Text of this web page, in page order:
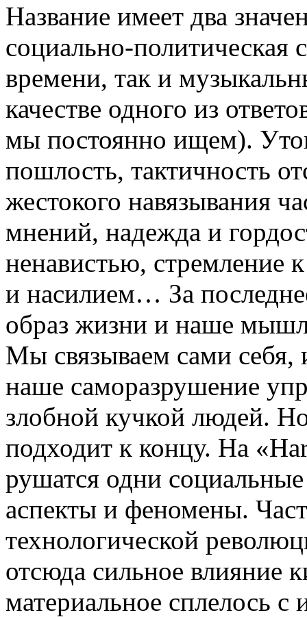
Название имеет два
социально-политическая
времени, так и
качестве одного из
мы постоянно ищем).
пошлость, тактичность
жестокого навязывания
мнений, надежда и
ненавистью, стремление
и насилием… За
образ жизни и наше
Мы связываем сами себя,
наше саморазрушение
злобной кучкой людей.
подходит к концу. На
рушатся одни
аспекты и феномены.
технологической
отсюда сильное влияние
материальное сплелось с